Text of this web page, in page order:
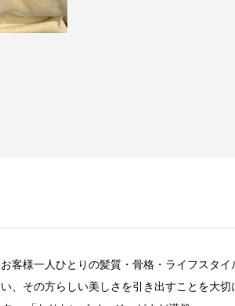
お客様一人ひとりの髪質・骨格・ライフスタイ
い、その方らしい美しさを引き出すことを大切